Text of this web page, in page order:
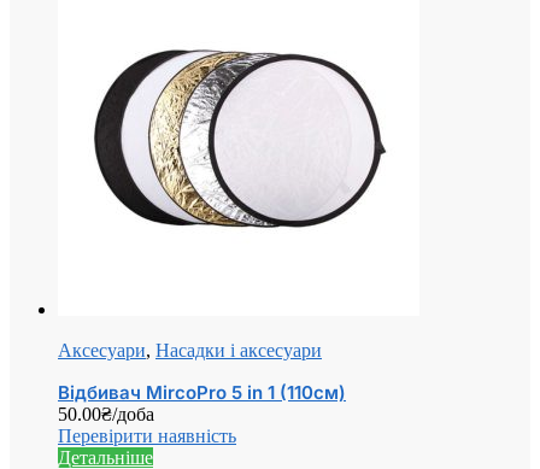
Аксесуари, Насадки і аксесуари
Відбивач MircoPro 5 in 1 (110см)
50.00₴/доба
Перевірити наявність
Детальніше